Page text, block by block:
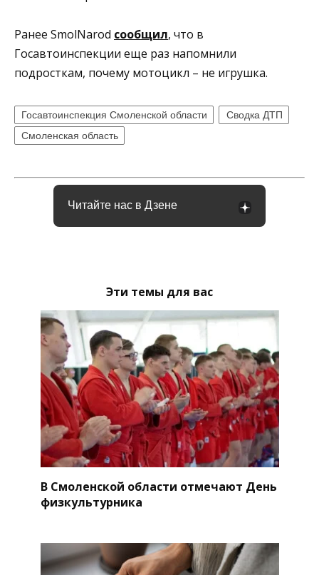
Ранее SmolNarod сообщил, что в
Госавтоинспекции еще раз напомнили
подросткам, почему мотоцикл – не игрушка.
Госавтоинспекция Смоленской области
Сводка ДТП
Смоленская область
Читайте нас в Дзене
Эти темы для вас
В Смоленской области отмечают День
физкультурника